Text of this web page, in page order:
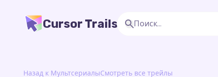
Cursor Trails
Назад к МультсериалыСмотреть все трейлы